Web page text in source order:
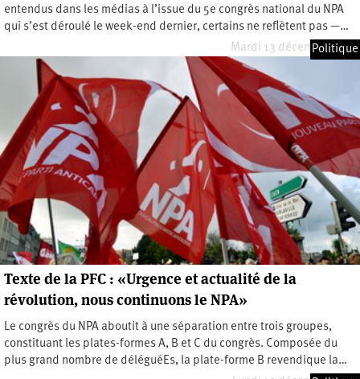
entendus dans les médias à l’issue du 5e congrès national du NPA
qui s’est déroulé le week-end dernier, certains ne reflètent pas —…
Mardi 13 décembre 2022
Politique
Texte de la PFC : «Urgence et actualité de la
révolution, nous continuons le NPA»
Le congrès du NPA aboutit à une séparation entre trois groupes,
constituant les plates-formes A, B et C du congrès. Composée du
plus grand nombre de déléguéEs, la plate-forme B revendique la…